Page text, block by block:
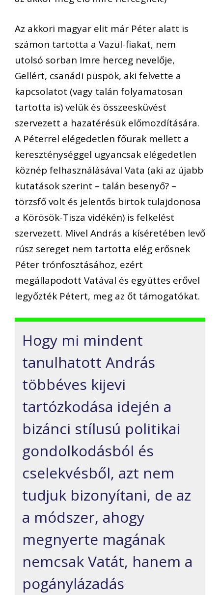
Az akkori magyar elit már Péter alatt is
számon tartotta a Vazul-fiakat, nem
utolsó sorban Imre herceg nevelője,
Gellért, csanádi püspök, aki felvette a
kapcsolatot (vagy talán folyamatosan
tartotta is) velük és összeesküvést
szervezett a hazatérésük előmozdítására.
A Péterrel elégedetlen főurak mellett a
kereszténységgel ugyancsak elégedetlen
köznép felhasználásával Vata (aki az újabb
kutatások szerint – talán besenyő? –
törzsfő volt és jelentős birtok tulajdonosa
a Körösök-Tisza vidékén) is felkelést
szervezett. Mivel András a kíséretében levő
rúsz sereget nem tartotta elég erősnek
Péter trónfosztásához, ezért
megállapodott Vatával és együttes erővel
legyőzték Pétert, meg az őt támogatókat.
Hogy mi mindent
tanulhatott András
többéves kijevi
tartózkodása idején a
bizánci stílusú politikai
gondolkodásból és
cselekvésből, azt nem
tudjuk bizonyítani, de az
a módszer, ahogy
megnyerte magának
nemcsak Vatát, hanem a
pogánylázadás